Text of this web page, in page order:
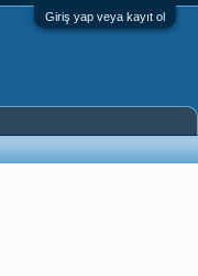
Giriş yap veya kayıt ol